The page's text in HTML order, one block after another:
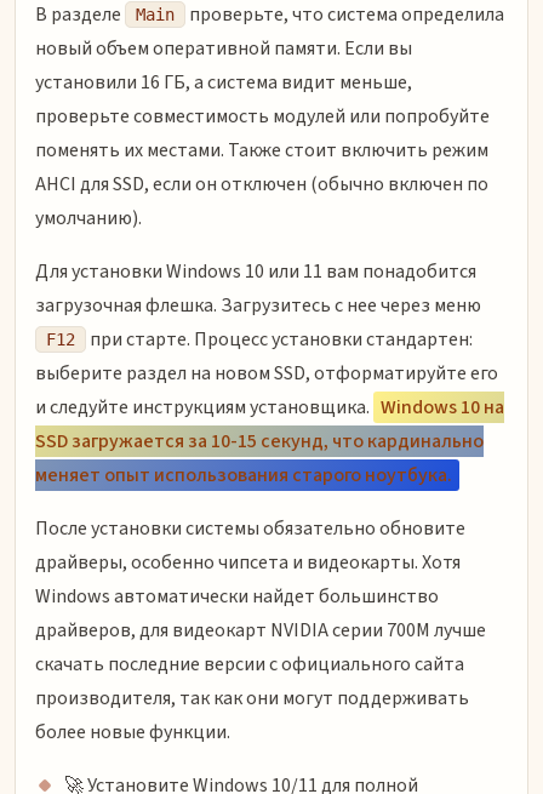
В разделе Main
проверьте, что система определила
новый объем оперативной памяти. Если вы
установили 16 ГБ, а система видит меньше,
проверьте совместимость модулей или попробуйте
поменять их местами. Также стоит включить режим
AHCI для SSD, если он отключен (обычно включен по
умолчанию).
Для установки Windows 10 или 11 вам понадобится
загрузочная флешка. Загрузитесь с нее через меню
F12
при старте. Процесс установки стандартен:
выберите раздел на новом SSD, отформатируйте его
и следуйте инструкциям установщика. Windows 10 на
SSD загружается за 10-15 секунд, что кардинально
меняет опыт использования старого ноутбука.
После установки системы обязательно обновите
драйверы, особенно чипсета и видеокарты. Хотя
Windows автоматически найдет большинство
драйверов, для видеокарт NVIDIA серии 700M лучше
скачать последние версии с официального сайта
производителя, так как они могут поддерживать
более новые функции.
🚀 Установите Windows 10/11 для полной